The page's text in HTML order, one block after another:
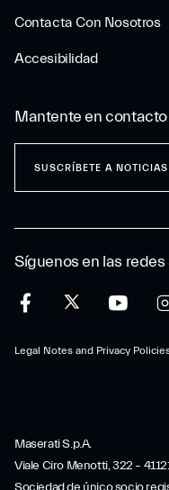
Contacta Con Nosotros
Accesibilidad
Síguenos en las
Legal Notes and Privacy
Mantente en contacto
SUSCRÍBETE A
Maserati S.p.A.
Viale Ciro Menotti, 322 –